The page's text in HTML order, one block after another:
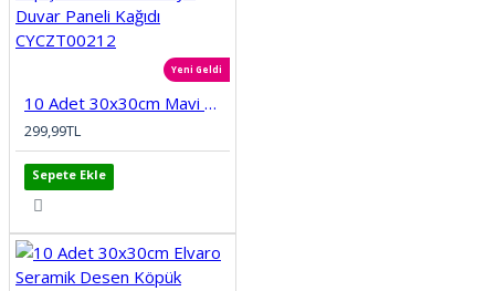
Yeni Geldi
10 Adet 30x30cm Mavi Motifli Desen Köpük Yapışkanlı Mutfak Banyo Duvar Paneli Kağıdı CYCZT00212
299,99TL
Sepete Ekle